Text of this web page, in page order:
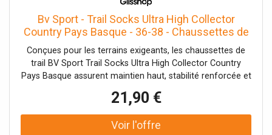
Bv Sport - Trail Socks Ultra High Collector
Country Pays Basque - 36-38 - Chaussettes de
trail
Conçues pour les terrains exigeants, les chaussettes de
trail BV Sport Trail Socks Ultra High Collector Country
Pays Basque assurent maintien haut, stabilité renforcée et
21,90 €